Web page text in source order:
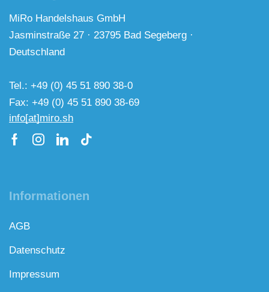
MiRo Handelshaus GmbH
Jasminstraße 27 · 23795 Bad Segeberg ·
Deutschland
Tel.: +49 (0) 45 51 890 38-0
Fax: +49 (0) 45 51 890 38-69
info[at]miro.sh
Informationen
AGB
Datenschutz
Impressum